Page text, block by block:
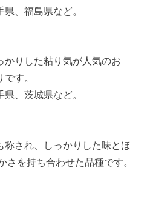
、福島県など。
かりした粘り気が人気のお
す。
、茨城県など。
称され、しっかりした味とほ
さを持ち合わせた品種です。